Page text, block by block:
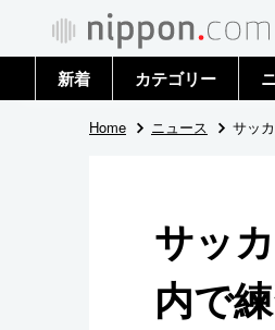
新着 カテゴリー
政治・外交
国際
社会
Home ニュース サッ
サッ
内で